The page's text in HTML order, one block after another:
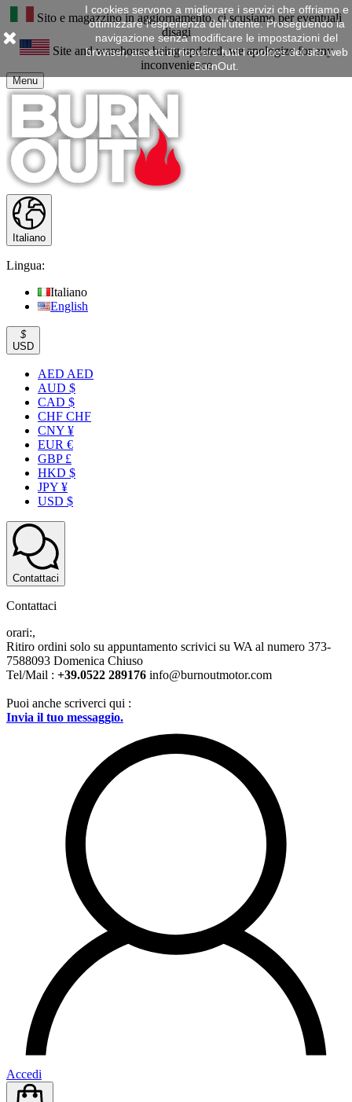
Sito e magazzino in aggiornamento, ci scusiamo per eventuali
disagi
Site and warehouse being updated, we apologize for any
inconvenience
Menu
Italiano
Lingua:
Italiano
English
$
USD
AED AED
AUD $
CAD $
CHF CHF
CNY ¥
EUR €
GBP £
HKD $
JPY ¥
USD $
Contattaci
Contattaci
orari:,
Ritiro ordini solo su appuntamento scrivici su WA al numero 373-
7588093 Domenica Chiuso
Tel/Mail : +39.0522 289176 info@burnoutmotor.com
Puoi anche scriverci qui :
Invia il tuo messaggio.
Accedi
I cookies servono a migliorare i servizi che offriamo e
ottimizzare l'esperienza dell'utente. Proseguendo la
navigazione senza modificare le impostazioni del
browser, accetti di ricevere tutti i cookies del sito web
BurnOut.